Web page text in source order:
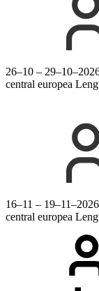
26–10 –
central europea
16–11 – 19–11–2026
central europea